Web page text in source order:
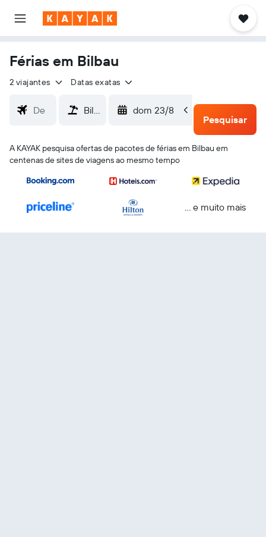
Férias em Bilbau
2 viajantes Datas exatas
dom 23/8
qua
Pesquisar
A KAYAK pesquisa ofertas de pacotes de férias em Bilbau em
centenas de sites de viagens ao mesmo tempo
... e muito mais